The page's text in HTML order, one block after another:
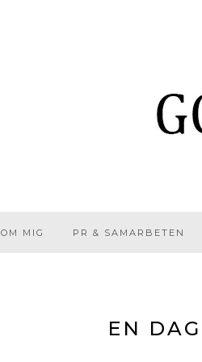
OM MIG PR & SAMARBETEN
EN